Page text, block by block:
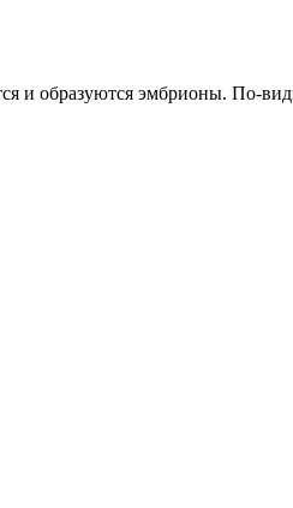
и образуются эмбрионы. По-